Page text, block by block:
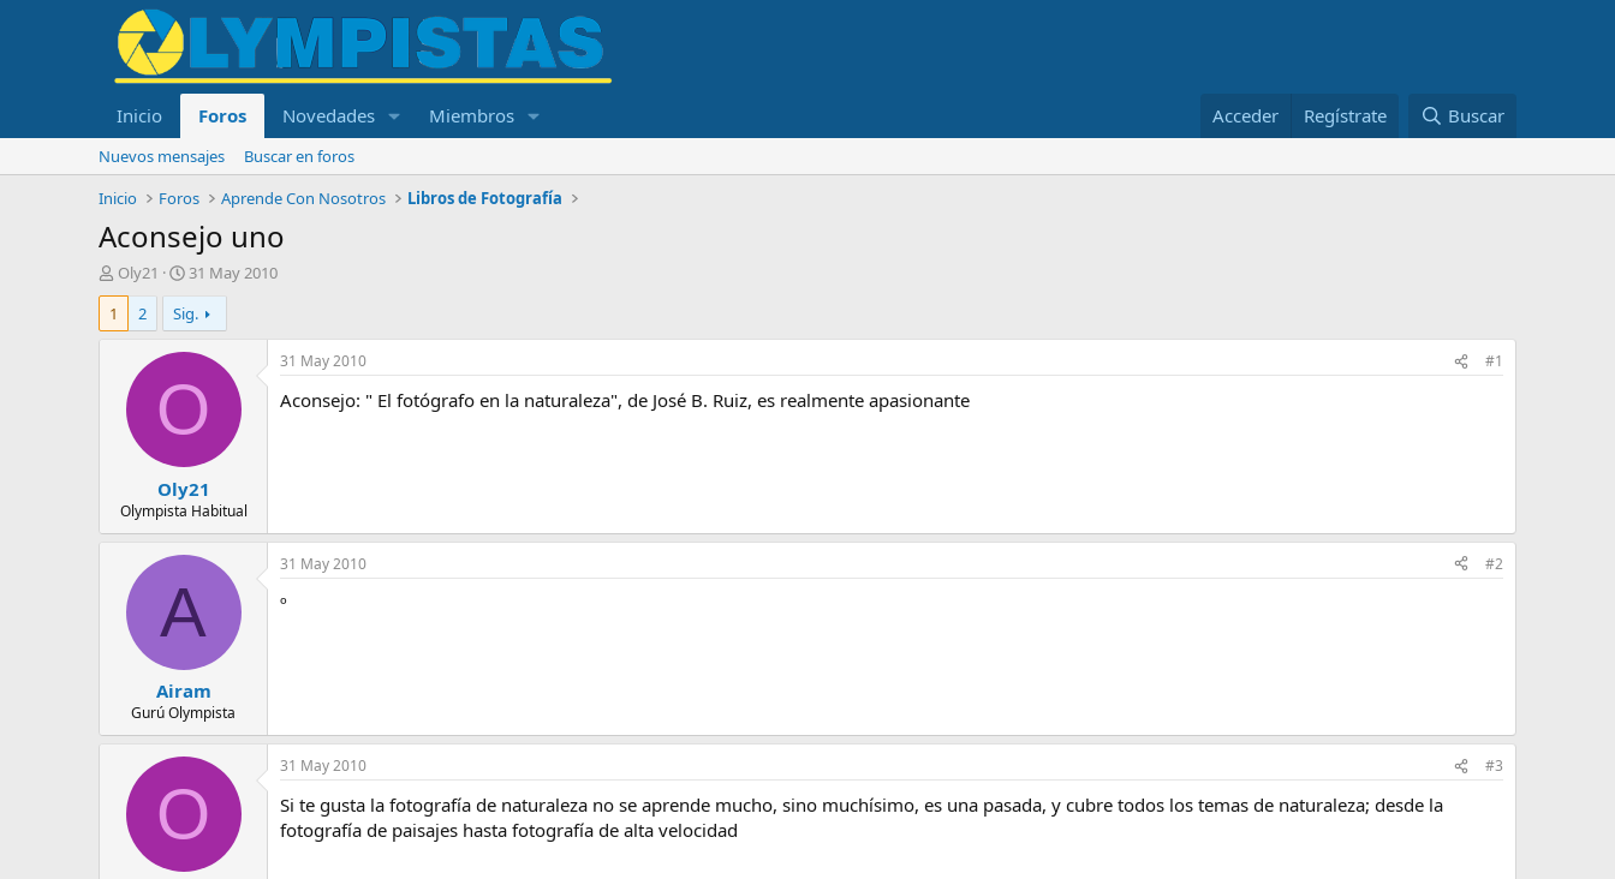
Inicio Foros Novedades Miembros Acceder Regístrate Buscar
Nuevos mensajes
Buscar en foros
Inicio
Foros Aprende Con Nosotros Libros de Fotografía
Aconsejo uno
I
n
c
t
Oly21
F
e
c
h
a
d
e
i
i
c
o
31 May 2010
1
2 Sig.
O
Oly21
Olympista Habitual
31 May 2010 #1
Aconsejo: " El fotógrafo en la naturaleza", de José B. Ruiz, es realmente apasionante
A
Airam
Gurú Olympista
31 May 2010 #2
º
O
31 May 2010 #3
Si te gusta la fotografía de naturaleza no se aprende mucho, sino muchísimo, es una pasada, y cubre todos los temas de naturaleza; desde la
fotografía de paisajes hasta fotografía de alta velocidad